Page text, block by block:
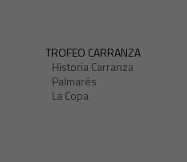
TROFEO CARRANZA
Historia Carranza
Palmarés
La Copa